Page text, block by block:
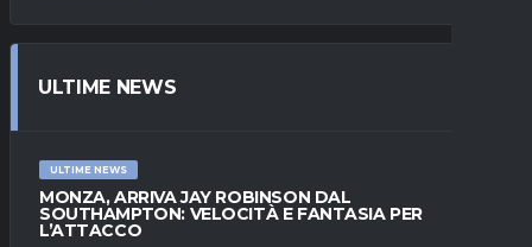
ULTIME NEWS
ULTIME NEWS
MONZA, ARRIVA JAY ROBINSON DAL
SOUTHAMPTON: VELOCITÀ E FANTASIA PER
L’ATTACCO